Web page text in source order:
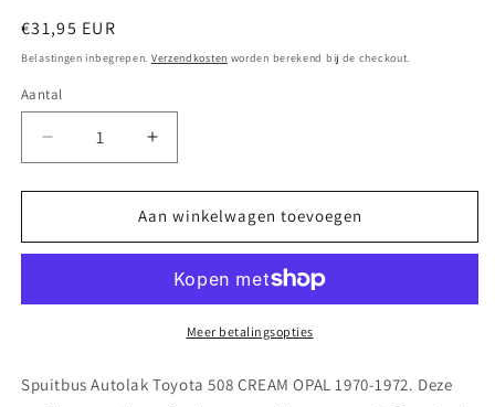
Normale
prijs
€31,95 EUR
Belastingen inbegrepen. Verzendkosten worden berekend bij de checkout.
Aantal
Aantal
verlagen
voor
Autolak
CREAM
1972
Aantal
verhogen
voor
Spuitbus
Autolak
508
CREAM
OPAL
1972
Aan winkelwagen toevoegen
Meer betalingsopties
Spuitbus Autolak Toyota 508 CREAM OPAL 1970-1972. Deze